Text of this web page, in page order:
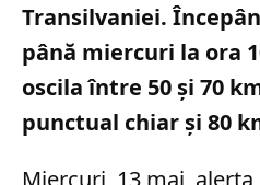
Transilvaniei.
până miercuri la ora
oscila între 50 și 70
punctual chiar și 80
Miercuri, 13 mai,